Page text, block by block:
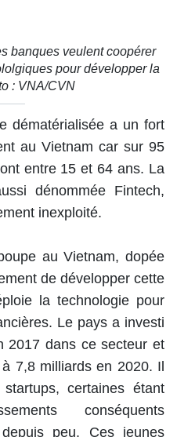
banques veulent coopérer
pour développer la
: VNA/CVN
dématérialisée a un fort
au Vietnam car sur 95
entre 15 et 64 ans. La
dénommée Fintech,
inexploité.
au Vietnam, dopée
de développer cette
la technologie pour
Le pays a investi
2017 dans ce secteur et
7,8 milliards en 2020. Il
certaines étant
conséquents
peu. Ces jeunes